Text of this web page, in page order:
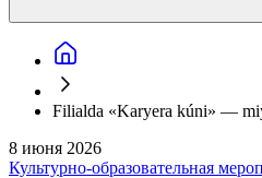
Filialda «Karyera kúni» —
8 июня 2026
Культурно-образовательная